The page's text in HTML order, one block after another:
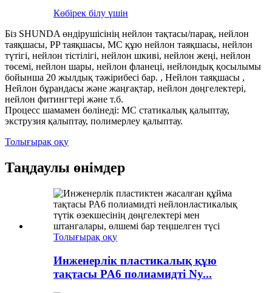
Көбірек білу үшін
Біз SHUNDA өндірушісінің нейлон тақтасы/парақ, нейлон
таяқшасы, PP таяқшасы, MC құю нейлон таяқшасы, нейлон
түтігі, нейлон тістілігі, нейлон шкиві, нейлон жеңі, нейлон
төсемі, нейлон шары, нейлон фланеці, нейлондық қосылымы
бойынша 20 жылдық тәжірибесі бар. , Нейлон таяқшасы ,
Нейлон бұрандасы және жаңғақтар, нейлон дөңгелектері,
нейлон фитингтері және т.б.
Процесс шамамен бөлінеді: MC статикалық қалыптау,
экструзия қалыптау, полимерлеу қалыптау.
Толығырақ оқу
Таңдаулы өнімдер
Толығырақ оқу
Инженерлік пластикалық құю
тақтасы PA6 полиамидті Ny...